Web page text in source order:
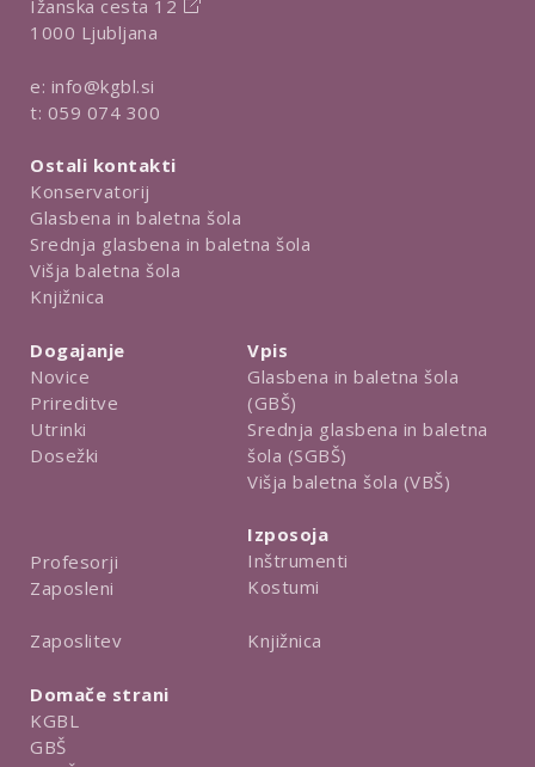
Ižanska cesta 12
1000 Ljubljana
e: info@kgbl.si
t: 059 074 300
Ostali kontakti
Konservatorij
Glasbena in baletna šola
Srednja glasbena in baletna šola
Višja baletna šola
Knjižnica
Dogajanje
Novice
Prireditve
Utrinki
Dosežki
Profesorji
Zaposleni
Zaposlitev
Vpis
Glasbena in baletna šola
(GBŠ)
Srednja glasbena in baletna
šola (SGBŠ)
Višja baletna šola (VBŠ)
Izposoja
Inštrumenti
Kostumi
Knjižnica
Domače strani
KGBL
GBŠ